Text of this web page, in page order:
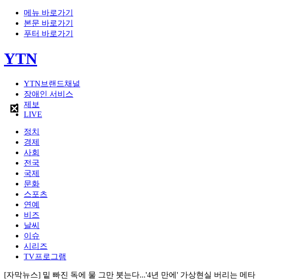
메뉴 바로가기
본문 바로가기
푸터 바로가기
YTN
YTN브랜드채널
장애인 서비스
제보
LIVE
정치
경제
사회
전국
국제
문화
스포츠
연예
비즈
날씨
이슈
시리즈
TV프로그램
[자막뉴스] 밑 빠진 독에 물 그만 붓는다...'4년 만에' 가상현실 버리는 메타